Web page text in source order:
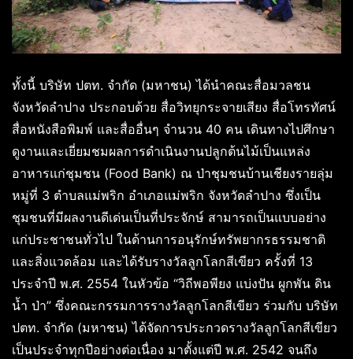
ทั้งนี้ บริษัท ปตท. จำกัด (มหาชน) ได้นำคณะสื่อมวลชน
จังหวัดลำปาง ประกอบด้วย สื่อวิทยุกระจายเสียง สื่อโทรทัศน์
สื่อหนังสือพิมพ์ และสื่ออื่นๆ จำนวน 40 คน เดินทางไปศึกษา
ดูงานและเยี่ยมชมผลการดำเนินงานปลูกต้นไม้เป็นแหล่ง
อาหารแก่ชุมชน (Food Bank) ณ ป่าชุมชนบ้านเชียงรายลุ่ม
หมู่ที่ 3 ตำบลแม่พริก อำเภอแม่พริก จังหวัดลำปาง ซึ่งเป็น
ชุมชนที่มีผลงานดีเด่นเป็นที่ประจักษ์ สามารถเป็นแบบอย่าง
แก่ประชาชนทั่วไป ในด้านการอนุรักษ์ทรัพยากรธรรมชาติ
และสิ่งแวดล้อม และได้รับรางวัลลูกโลกสีเขียว ครั้งที่ 13
ประจำปี พ.ศ. 2554 ในหัวข้อ “วิถีพอพียง แบ่งปัน ผูกพัน ดิน
น้ำ ป่า” ซึ่งคณะกรรมการรางวัลลูกโลกสีเขียว ร่วมกับ บริษัท
ปตท. จำกัด (มหาชน) ได้จัดการประกวดรางวัลลูกโลกสีเขียว
เป็นประจำทุกปีอย่างต่อเนื่อง มาตั้งแต่ปี พ.ศ. 2542 จนถึง